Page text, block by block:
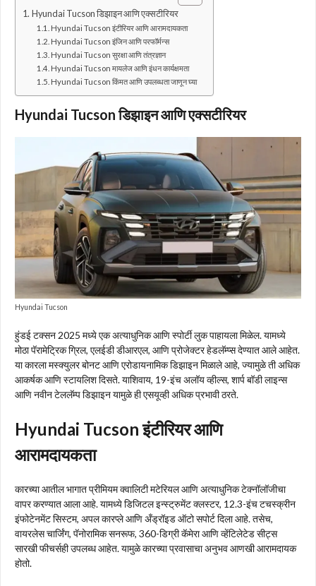
Hyundai Tucson डिझाइन आणि एक्सटीरियर
Hyundai Tucson इंटीरियर आणि आरामदायकता
Hyundai Tucson इंजिन आणि परफॉर्मन्स
Hyundai Tucson सुरक्षा आणि तंत्रज्ञान
Hyundai Tucson मायलेज आणि इंधन कार्यक्षमता
Hyundai Tucson किंमत आणि उपलब्धता जाणून घ्या
Hyundai Tucson डिझाइन आणि एक्सटीरियर
Hyundai Tucson
हुंडई टक्सन 2025 मध्ये एक अत्याधुनिक आणि स्पोर्टी लुक पाहायला मिळेल. यामध्ये
मोठा पॅरामेट्रिक ग्रिल, एलईडी डीआरएल, आणि प्रोजेक्टर हेडलॅम्प्स देण्यात आले आहेत.
या कारला मस्क्युलर बोनट आणि एरोडायनामिक डिझाइन मिळाले आहे, ज्यामुळे ती अधिक
आकर्षक आणि स्टायलिश दिसते. याशिवाय, 19-इंच अलॉय व्हील्स, शार्प बॉडी लाइन्स
आणि नवीन टेललॅम्प डिझाइन यामुळे ही एसयूव्ही अधिक प्रभावी ठरते.
Hyundai Tucson इंटीरियर आणि
आरामदायकता
कारच्या आतील भागात प्रीमियम क्वालिटी मटेरियल आणि अत्याधुनिक टेक्नॉलॉजीचा
वापर करण्यात आला आहे. यामध्ये डिजिटल इन्स्ट्रुमेंट क्लस्टर, 12.3-इंच टचस्क्रीन
इंफोटेनमेंट सिस्टम, अपल कारप्ले आणि अँड्रॉइड ऑटो सपोर्ट दिला आहे. तसेच,
वायरलेस चार्जिंग, पॅनोरामिक सनरूफ, 360-डिग्री कॅमेरा आणि व्हेंटिलेटेड सीट्स
सारखी फीचर्सही उपलब्ध आहेत. यामुळे कारच्या प्रवासाचा अनुभव आणखी आरामदायक
होतो.